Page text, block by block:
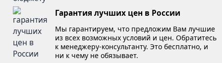
Гарантия лучших цен в России
Мы гарантируем, что предложим Вам лучшие
из всех возможных условий и цен. Обратитесь
к менеджеру-консультанту. Это бесплатно, и
ни к чему не обязывает.